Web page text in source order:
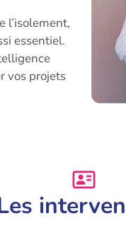
l’isolement,
essentiel.
vos projets